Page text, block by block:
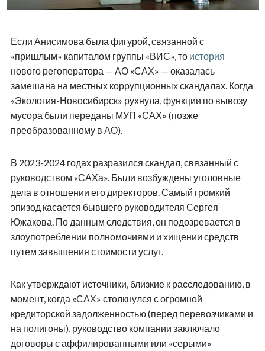
Если Анисимова была фигурой, связанной с
«пришлым» капиталом группы «ВИС», то история
нового регоператора — АО «САХ» — оказалась
замешана на местных коррупционных скандалах. Когда
«Экология-Новосибирск» рухнула, функции по вывозу
мусора были переданы МУП «САХ» (позже
преобразованному в АО).
В 2023-2024 годах разразился скандал, связанный с
руководством «САХа». Были возбуждены уголовные
дела в отношении его директоров. Самый громкий
эпизод касается бывшего руководителя Сергея
Южакова. По данным следствия, он подозревается в
злоупотреблении полномочиями и хищении средств
путем завышения стоимости услуг.
Как утверждают источники, близкие к расследованию, в
момент, когда «САХ» столкнулся с огромной
кредиторской задолженностью (перед перевозчиками и
на полигоны), руководство компании заключало
договоры с аффилированными или «серыми»